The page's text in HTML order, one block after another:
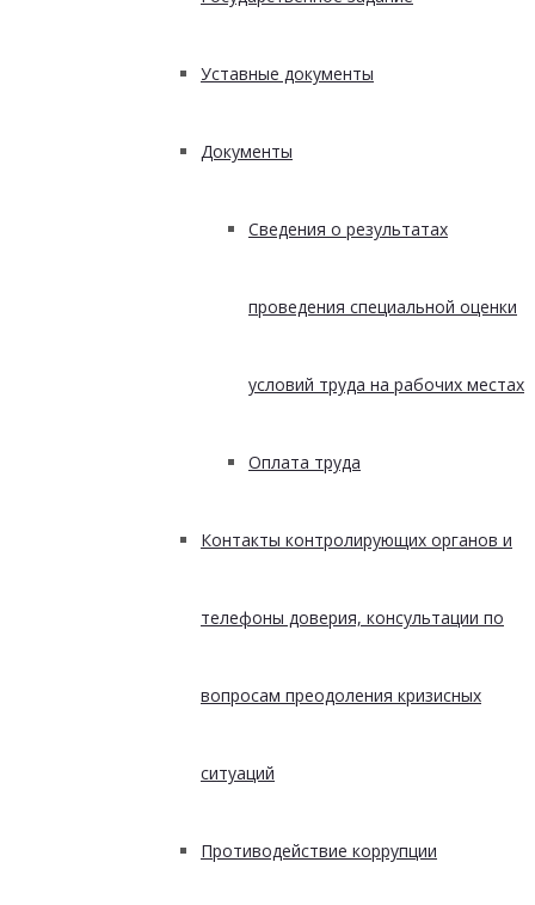
Уставные документы
Документы
Сведения о результатах
проведения специальной оценки
условий труда на рабочих местах
Оплата труда
Контакты контролирующих органов и
телефоны доверия, консультации по
вопросам преодоления кризисных
ситуаций
Противодействие коррупции